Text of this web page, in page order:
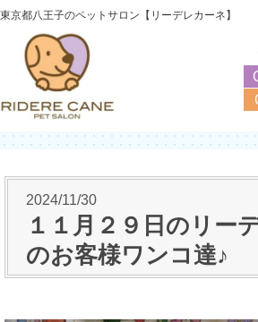
東京都八王子のペットサロン【リーデレカーネ】
2024/11/30
１１月２９日のリー
のお客様ワンコ達♪